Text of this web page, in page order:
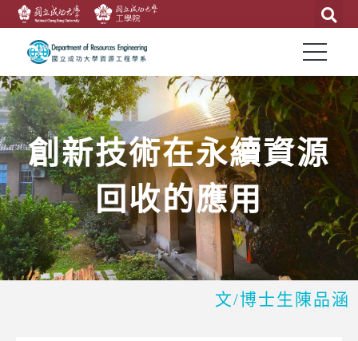
創新技術在永續資源
回收的應用
文/博士生陳品涵